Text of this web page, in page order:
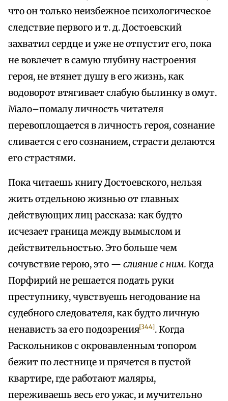
что он только неизбежное психологическое
следствие первого и т. д. Достоевский
захватил сердце и уже не отпустит его, пока
не вовлечет в самую глубину настроения
героя, не втянет душу в его жизнь, как
водоворот втягивает слабую былинку в омут.
Мало–помалу личность читателя
перевоплощается в личность героя, сознание
сливается с его сознанием, страсти делаются
его страстями.
Пока читаешь книгу Достоевского, нельзя
жить отдельною жизнью от главных
действующих лиц рассказа: как будто
исчезает граница между вымыслом и
действительностью. Это больше чем
сочувствие герою, это — слияние с ним. Когда
Порфирий не решается подать руки
преступнику, чувствуешь негодование на
судебного следователя, как будто личную
ненависть за его подозрения[344]. Когда
Раскольников с окровавленным топором
бежит по лестнице и прячется в пустой
квартире, где работают маляры,
переживаешь весь его ужас, и мучительно